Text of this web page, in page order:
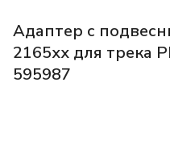
Адаптер с
2165хх для трека
595987